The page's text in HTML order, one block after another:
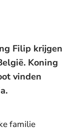
Filip krijgen
Koning
vinden
familie